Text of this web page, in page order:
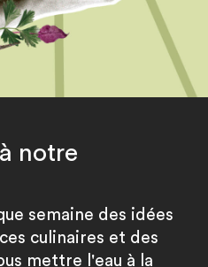
notre
semaine des idées
culinaires et des
mettre l'eau à la